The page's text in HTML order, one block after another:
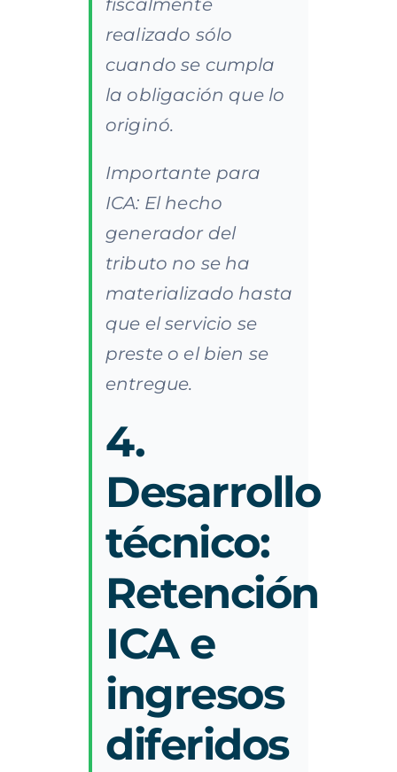
fiscalmente
realizado sólo
cuando se cumpla
la obligación que lo
originó.
Importante para
ICA: El hecho
generador del
tributo no se ha
materializado hasta
que el servicio se
preste o el bien se
entregue.
4.
Desarrollo
técnico:
Retención
ICA e
ingresos
diferidos